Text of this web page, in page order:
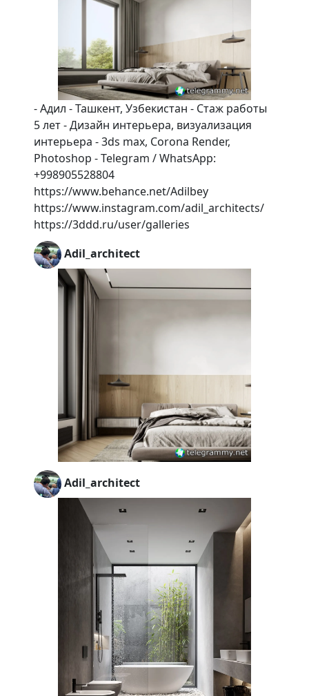
- Адил - Ташкент, Узбекистан - Стаж работы
5 лет - Дизайн интерьера, визуализация
интерьера - 3ds max, Corona Render,
Photoshop - Telegram / WhatsApp:
+998905528804
https://www.behance.net/Adilbey
https://www.instagram.com/adil_architects/
https://3ddd.ru/user/galleries
Adil_architect
Adil_architect